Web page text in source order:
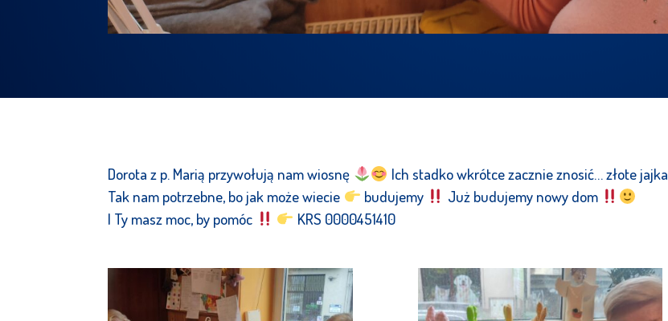
Dorota z p. Marią przywołują nam wiosnę
Ich stadko wkrótce zacznie znosić… złote jajka
Tak nam potrzebne, bo jak może wiecie
budujemy
Już budujemy nowy dom
I Ty masz moc, by pomóc
KRS 0000451410